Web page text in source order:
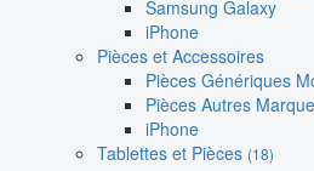
Samsung Galaxy
iPhone
Pièces et Accessoires
Pièces Génériques
Pièces Autres
iPhone
Tablettes et Pièces (18)